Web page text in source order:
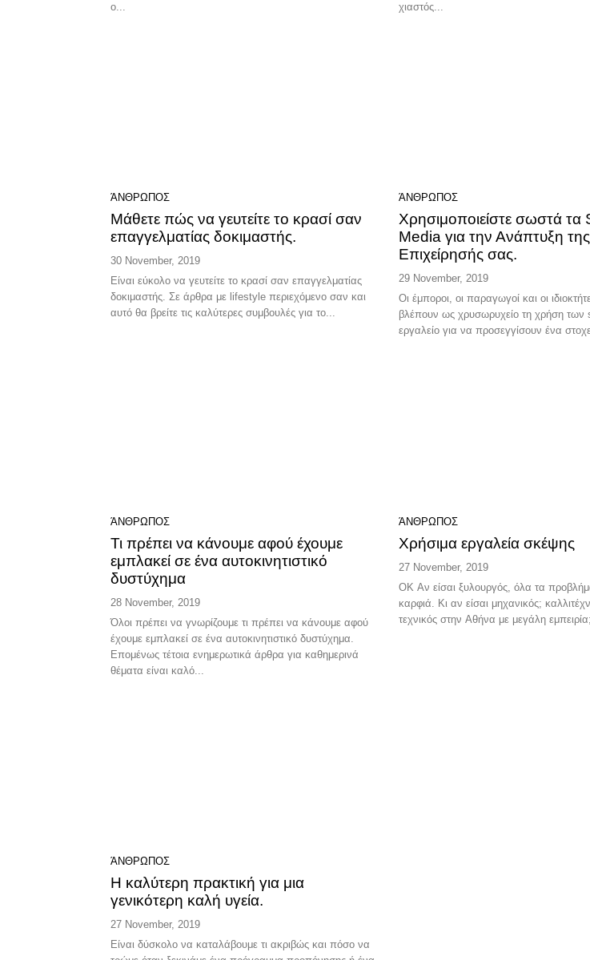
ο...
χιαστός...
ΆΝΘΡΩΠΟΣ
Μάθετε πώς να γευτείτε το κρασί σαν
επαγγελματίας δοκιμαστής.
30 November, 2019
Είναι εύκολο να γευτείτε το κρασί σαν επαγγελματίας
δοκιμαστής. Σε άρθρα με lifestyle περιεχόμενο σαν και
αυτό θα βρείτε τις καλύτερες συμβουλές για το...
ΆΝΘΡΩΠΟΣ
Χρησιμοποιείστε σωστά τα
Media για την Ανάπτυξη της
Επιχείρησής σας.
29 November, 2019
Οι έμποροι, οι παραγωγοί και οι
βλέπουν ως χρυσωρυχείο τη χρήση
εργαλείο για να προσεγγίσουν ένα
ΆΝΘΡΩΠΟΣ
Τι πρέπει να κάνουμε αφού έχουμε
εμπλακεί σε ένα αυτοκινητιστικό
δυστύχημα
28 November, 2019
Όλοι πρέπει να γνωρίζουμε τι πρέπει να κάνουμε αφού
έχουμε εμπλακεί σε ένα αυτοκινητιστικό δυστύχημα.
Επομένως τέτοια ενημερωτικά άρθρα για καθημερινά
θέματα είναι καλό...
ΆΝΘΡΩΠΟΣ
Χρήσιμα εργαλεία σκέψης
27 November, 2019
OK Αν είσαι ξυλουργός, όλα τα προβλήματα μοιάζουν με
καρφιά. Κι αν είσαι μηχανικός;
τεχνικός στην Αθήνα με μεγάλη
ΆΝΘΡΩΠΟΣ
Η καλύτερη πρακτική για μια
γενικότερη καλή υγεία.
27 November, 2019
Είναι δύσκολο να καταλάβουμε τι ακριβώς και πόσο να